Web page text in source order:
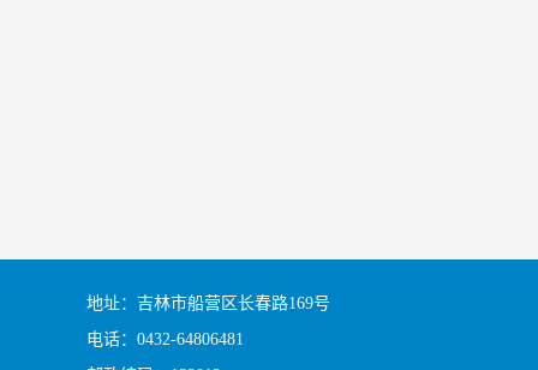
地址：吉林市船营区长春路169号
电话：0432-64806481